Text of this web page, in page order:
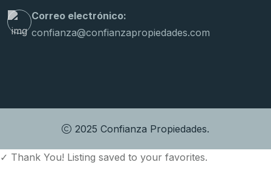
Correo electrónico:
confianza@confianzapropiedades.com
2025 Confianza Propiedades.
✓ Thank You! Listing saved to your favorites.